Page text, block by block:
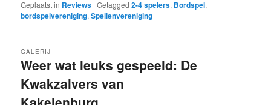
Geplaatst in Reviews |Getagged 2-4 spelers, Bordspel,
bordspelvereniging,Spellenvereniging
Weer wat leuks gespeeld: De
Kwakzalvers van
GALERIJ